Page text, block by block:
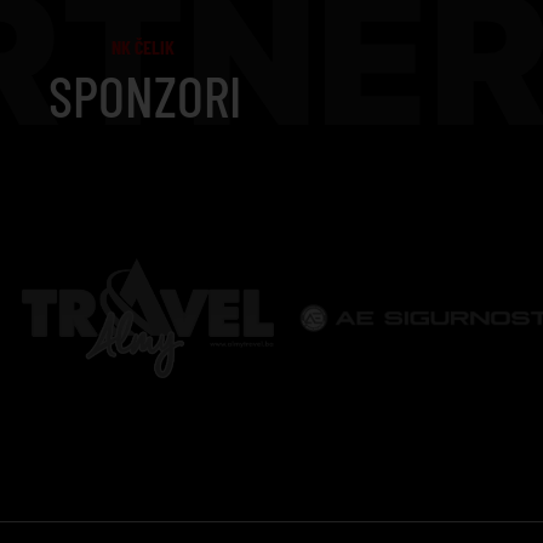
NK ČELIK
SPONZORI